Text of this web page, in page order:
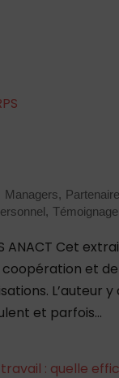
Managers
Témoignage
ANACT Cet
et
L’auteur
et parfois...